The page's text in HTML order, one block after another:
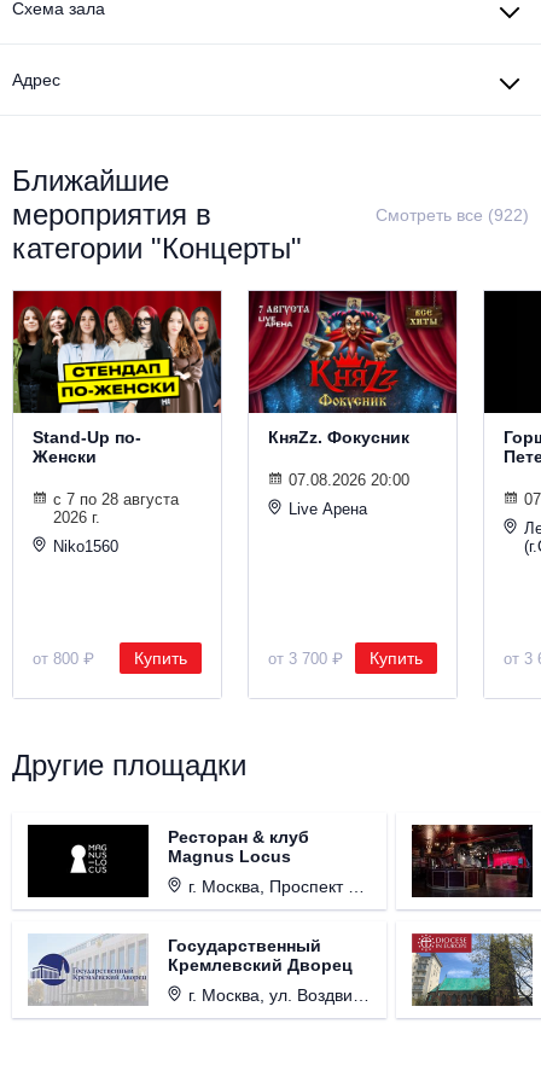
Металл
Схема зала
Адрес
Ближайшие
мероприятия в
категории "Концерты"
Смотреть все (922)
Stand-Up по-
Женски
с 7 по 28 августа
2026 г.
Niko1560
от 800 ₽ Купить
КняZz. Фокусник
07.08.2026 20:00
Live Арена
от 3 700 ₽ Купить от 3
Другие площадки
Ресторан & клуб
Magnus Locus
г. Москва, Проспект Мира, д. 12, стр. 9.
Государственный
Кремлевский Дворец
г. Москва, ул. Воздвиженка, д. 1, Кремль.